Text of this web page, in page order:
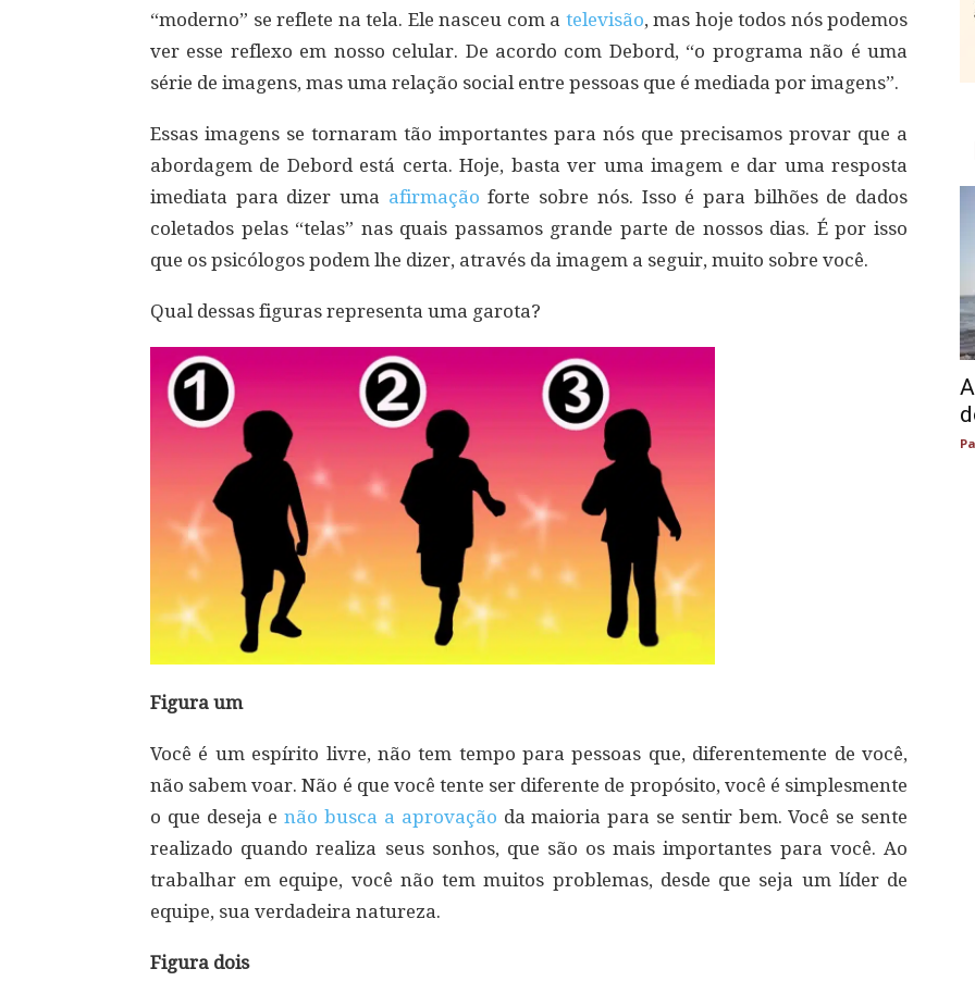
“moderno” se reflete na tela. Ele nasceu com a televisão, mas hoje todos nós podemos
ver esse reflexo em nosso celular. De acordo com Debord, “o programa não é uma
série de imagens, mas uma relação social entre pessoas que é mediada por imagens”.
Essas imagens se tornaram tão importantes para nós que precisamos provar que a
abordagem de Debord está certa. Hoje, basta ver uma imagem e dar uma resposta
imediata para dizer uma afirmação forte sobre nós. Isso é para bilhões de dados
coletados pelas “telas” nas quais passamos grande parte de nossos dias. É por isso
que os psicólogos podem lhe dizer, através da imagem a seguir, muito sobre você.
Qual dessas figuras representa uma garota?
Figura um
Você é um espírito livre, não tem tempo para pessoas que, diferentemente de você,
não sabem voar. Não é que você tente ser diferente de propósito, você é simplesmente
o que deseja enão busca a aprovação da maioria para se sentir bem. Você se sente
realizado quando realiza seus sonhos, que são os mais importantes para você. Ao
trabalhar em equipe, você não tem muitos problemas, desde que seja um líder de
equipe, sua verdadeira natureza.
Figura dois